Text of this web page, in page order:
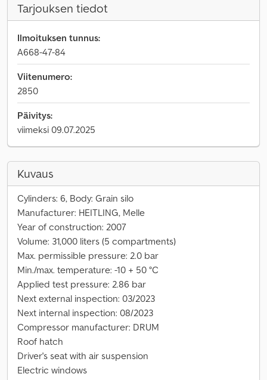
Tarjouksen tiedot
Ilmoituksen tunnus:
A668-47-84
Viitenumero:
2850
Päivitys:
viimeksi 09.07.2025
Kuvaus
Cylinders: 6, Body: Grain silo
Manufacturer: HEITLING, Melle
Year of construction: 2007
Volume: 31,000 liters (5 compartments)
Max. permissible pressure: 2.0 bar
Min./max. temperature: -10 + 50 °C
Applied test pressure: 2.86 bar
Next external inspection: 03/2023
Next internal inspection: 08/2023
Compressor manufacturer: DRUM
Roof hatch
Driver's seat with air suspension
Electric windows